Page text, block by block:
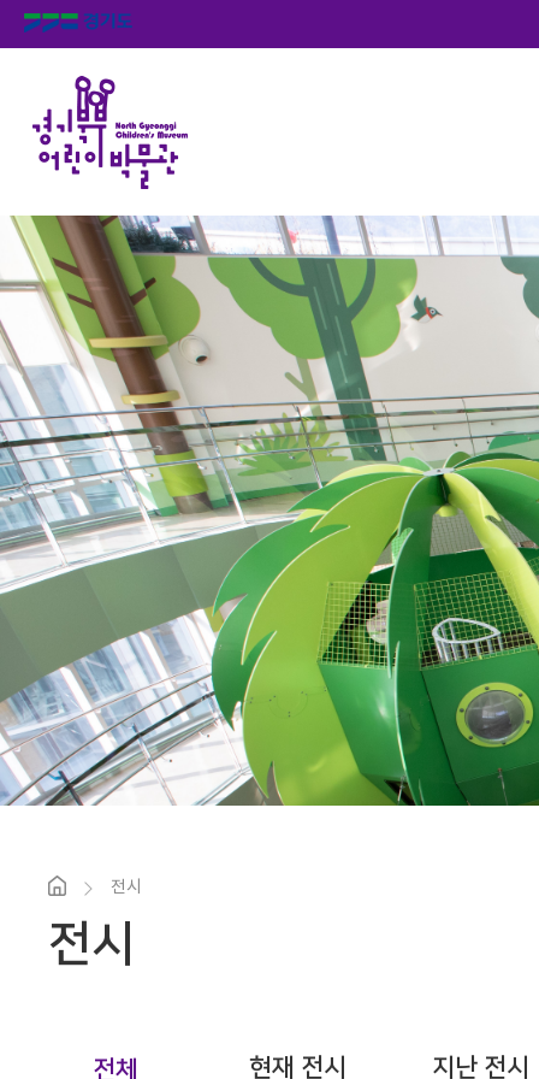
전시
전시
전체 현재 전시 지난 전시